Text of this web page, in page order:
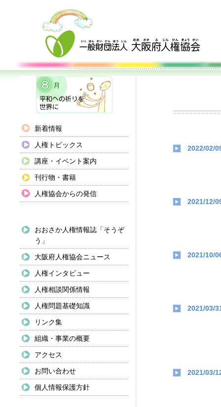
新着情報
人権トピックス
講座・イベント案内
刊行物・書籍
人権協会からの発信
おおさか人権情報誌「そうぞ
う」
大阪府人権協会ニュース
人権インタビュー
人権相談関係情報
人権問題基礎知識
リンク集
組織・事業の概要
アクセス
お問い合わせ
個人情報保護方針
2022/02/
2021/12/
2021/10/
2021/03/
2021/03/